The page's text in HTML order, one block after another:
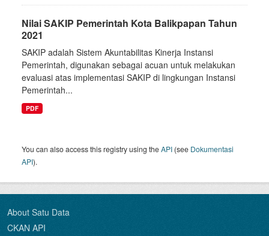
Nilai SAKIP Pemerintah Kota Balikpapan Tahun
2021
SAKIP adalah Sistem Akuntabilitas Kinerja Instansi
Pemerintah, digunakan sebagai acuan untuk melakukan
evaluasi atas implementasi SAKIP di lingkungan Instansi
Pemerintah...
PDF
You can also access this registry using theAPI (see Dokumentasi
API).
About Satu Data
CKAN API